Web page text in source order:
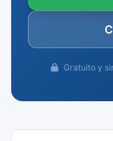
Gratuito y